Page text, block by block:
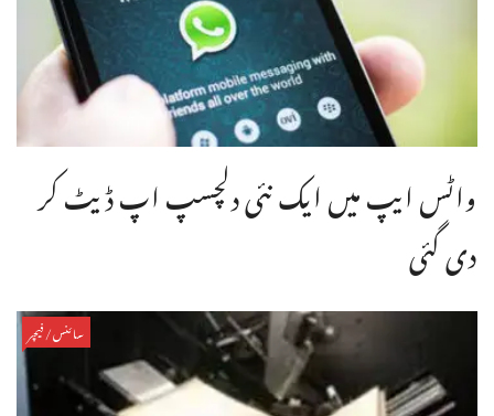
واٹس ایپ میں ایک نئی دلچسپ اپ ڈیٹ کر
دی گئی
سائنس/فیچر